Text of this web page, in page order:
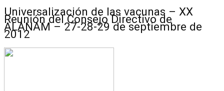
Universalización de las vacunas – XX
Reunión del Consejo Directivo de
ALANAM – 27-28-29 de septiembre de
2012